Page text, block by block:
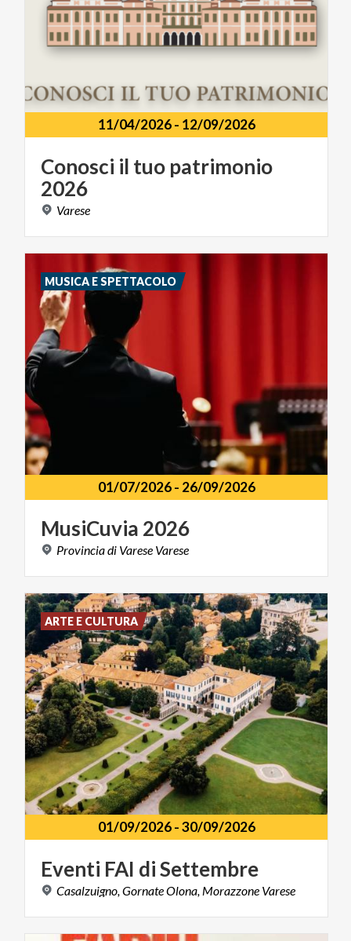
11/04/2026- 12/09/2026
Conosci il tuo patrimonio
2026
Varese
01/07/2026- 26/09/2026
MusiCuvia 2026
Provinciadi Varese Varese
MUSICA E SPETTACOLO
01/09/2026-30/09/2026
Eventi FAI diSettembre
Casalzuigno, GornateOlona, Morazzone Varese
ARTE E CULTURA